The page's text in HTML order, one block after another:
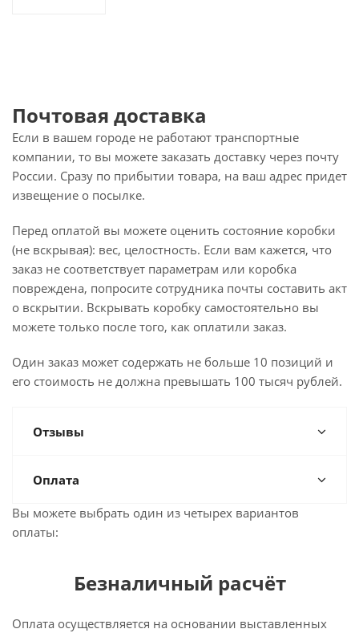
Почтовая доставка
Если в вашем городе не работают транспортные
компании, то вы можете заказать доставку через почту
России. Сразу по прибытии товара, на ваш адрес придет
извещение о посылке.
Перед оплатой вы можете оценить состояние коробки
(не вскрывая): вес, целостность. Если вам кажется, что
заказ не соответствует параметрам или коробка
повреждена, попросите сотрудника почты составить акт
о вскрытии. Вскрывать коробку самостоятельно вы
можете только после того, как оплатили заказ.
Один заказ может содержать не больше 10 позиций и
его стоимость не должна превышать 100 тысяч рублей.
Отзывы
Оплата
Вы можете выбрать один из четырех вариантов
оплаты:
Безналичный расчёт
Оплата осуществляется на основании выставленных